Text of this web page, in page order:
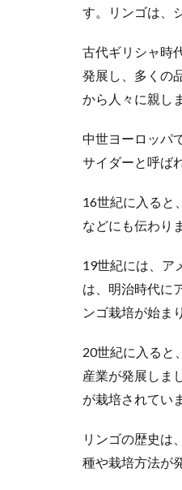
す。リンゴは、
古代ギリシャ時
発展し、多くの
から人々に親し
中世ヨーロッパ
サイダーと呼ば
16世紀に入ると
などにも伝わり
19世紀には、ア
は、明治時代に
ンゴ栽培が始ま
20世紀に入ると
産業が発展しま
が栽培されてい
リンゴの歴史は
種や栽培方法が